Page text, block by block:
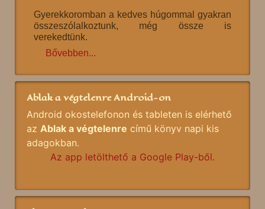
Gyerekkoromban a kedves húgommal gyakran
összeszólalkoztunk, még össze is
verekedtünk.
Bővebben...
Ablak a végtelenre Android-on
Android okostelefonon és tableten is elérhető
az Ablak a végtelenre című könyv napi kis
adagokban.
Az app letölthető a Google Play-ből.